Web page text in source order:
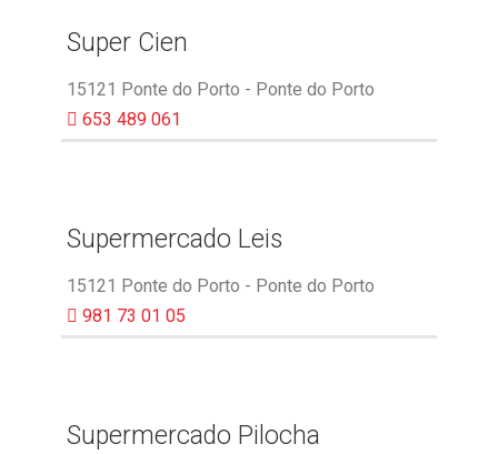
Super Cien
15121 Ponte do Porto - Ponte do Porto
653 489 061
Supermercado Leis
15121 Ponte do Porto - Ponte do Porto
981 73 01 05
Supermercado Pilocha